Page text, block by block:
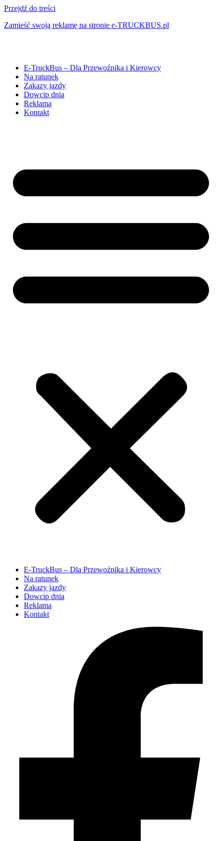
Przejdź do treści
Zamieść swoją reklamę na stronie e-TRUCKBUS.pl
E-TruckBus – Dla Przewoźnika i Kierowcy
Na ratunek
Zakazy jazdy
Dowcip dnia
Reklama
Kontakt
E-TruckBus – Dla Przewoźnika i Kierowcy
Na ratunek
Zakazy jazdy
Dowcip dnia
Reklama
Kontakt